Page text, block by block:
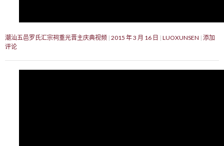
潮汕五邑罗氏汇宗祠重光晋主庆典视频 2015 年 3 月 16 日 LUOXUNSEN 添加
评论